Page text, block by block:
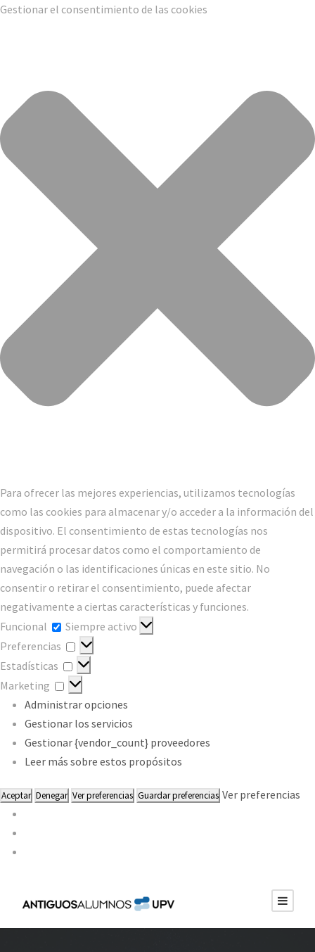
Gestionar el consentimiento de las cookies
Para ofrecer las mejores experiencias, utilizamos tecnologías
como las cookies para almacenar y/o acceder a la información del
dispositivo. El consentimiento de estas tecnologías nos
permitirá procesar datos como el comportamiento de
navegación o las identificaciones únicas en este sitio. No
consentir o retirar el consentimiento, puede afectar
negativamente a ciertas características y funciones.
Funcional
Funcional
Siempre activo
Preferencias
Preferencias
Estadísticas
Estadísticas
Marketing
Marketing
Administrar opciones
Gestionar los servicios
Gestionar {vendor_count} proveedores
Leer más sobre estos propósitos
Aceptar Denegar Ver preferencias Guardar preferencias Ver preferencias